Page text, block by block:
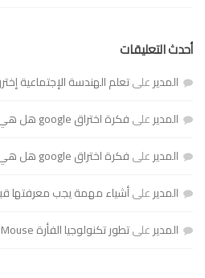
أحدث التعليقات
المديرعلىتعلم الهندسة الإجتماعية
المديرعلىفكرة اختراق google هل هي مستحيلة أم يمكن تحقيقها
المديرعلىفكرة اختراق google هل هي مستحيلة أم يمكن تحقيقها
المديرعلىأشياء مهمة يجب معرفتها
المديرعلىتطور تكنولوجيا الفأرة The Mouse عبر التاريخ